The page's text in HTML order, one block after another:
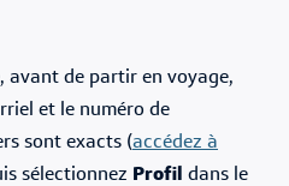
avant de partir en voyage,
et le numéro de
sont exacts (accédez à
sélectionnez Profil dans le